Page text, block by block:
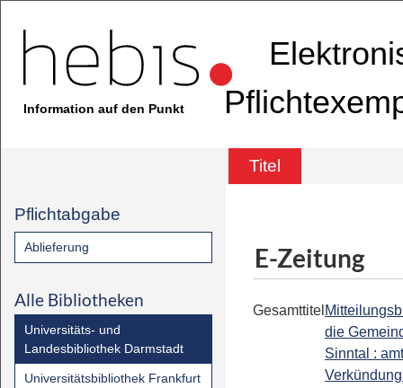
Information auf den Punkt
Titel
Pflichtabgabe
Ablieferung
Alle Bibliotheken
Universitäts- und
Landesbibliothek Darmstadt
Universitätsbibliothek Frankfurt
E-Zeitung
Gesamttitel
die
Sinntal :